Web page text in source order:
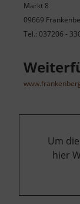
Markt 8
09669
Tel.: 037206 -
Um
hier